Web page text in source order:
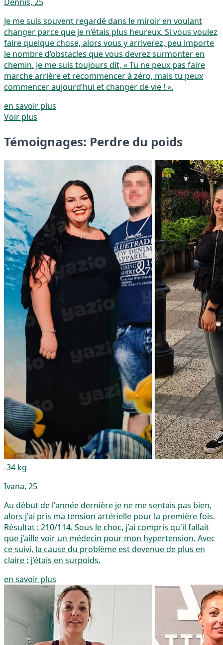
Je me suis souvent regardé dans le miroir en voulant
changer parce que je n’étais plus heureux. Si vous voulez
faire quelque chose, alors vous y arriverez, peu importe
le nombre d’obstacles que vous devrez surmonter en
chemin. Je me suis toujours dit, « Tu ne peux pas faire
marche arrière et recommencer à zéro, mais tu peux
commencer aujourd’hui et changer de vie ! ».
en savoir plus
Voir plus
Témoignages: Perdre du poids
-34 kg
Ivana, 25
Au début de l'année dernière je ne me sentais pas bien,
alors j'ai pris ma tension artérielle pour la première fois.
Résultat : 210/114. Sous le choc, j'ai compris qu'il fallait
que j'aille voir un médecin pour mon hypertension. Avec
ce suivi, la cause du problème est devenue de plus en
claire : j'étais en surpoids.
en savoir plus